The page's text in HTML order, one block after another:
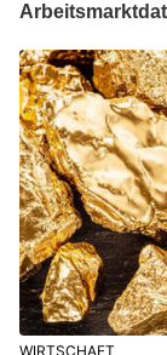
WIRTSCHAFT